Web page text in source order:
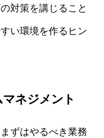
対策を講じること
い環境を作るヒン
ネジメント
ずはやるべき業務